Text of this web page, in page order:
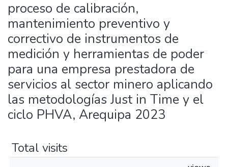
proceso de calibración,
mantenimiento preventivo y
correctivo de instrumentos de
medición y herramientas de poder
para una empresa prestadora de
servicios al sector minero aplicando
las metodologías Just in Time y el
ciclo PHVA, Arequipa 2023
Total visits